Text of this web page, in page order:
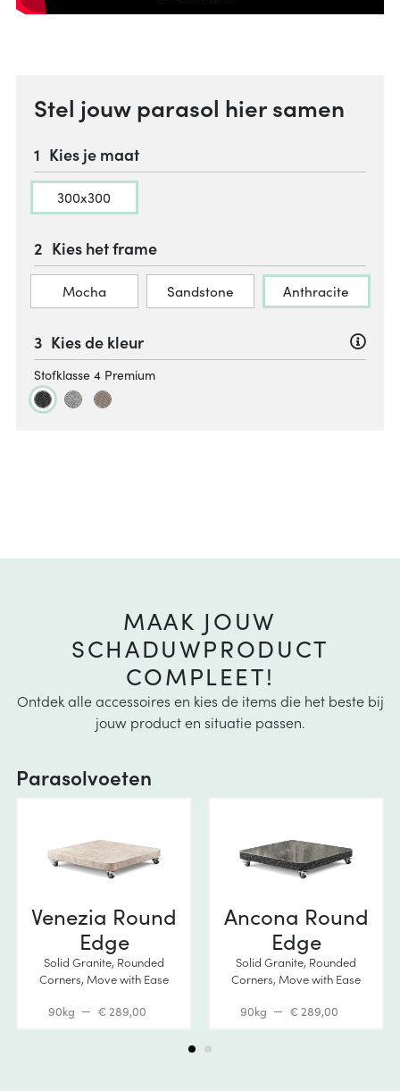
Stel jouw parasol hier samen
Kies je maat
300x300
Kies het frame
Mocha Sandstone Anthracite
Kies de kleur
Stofklasse 4 Premium
MAAK JOUW
SCHADUWPRODUCT
COMPLEET!
Ontdek alle accessoires en kies de items die het beste bij
jouw product en situatie passen.
Parasolvoeten
Venezia Round
Edge
Solid Granite, Rounded
Corners, Move with Ease
90kg € 289,00
Ancona Round
Edge
Solid Granite, Rounded
Corners, Move with Ease
90kg € 289,00